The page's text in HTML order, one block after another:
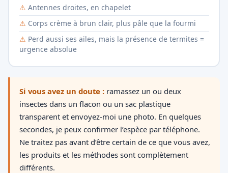
Antennes droites, en chapelet
Corps crème à brun clair, plus pâle que la fourmi
Perd aussi ses ailes, mais la présence de termites =
urgence absolue
Si vous avez un doute : ramassez un ou deux
insectes dans un flacon ou un sac plastique
transparent et envoyez-moi une photo. En quelques
secondes, je peux confirmer l’espèce par téléphone.
Ne traitez pas avant d’être certain de ce que vous avez,
les produits et les méthodes sont complètement
différents.